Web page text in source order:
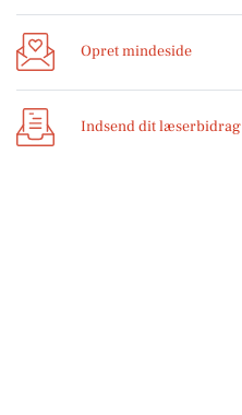
Opret mindeside
Indsend dit læserbidrag